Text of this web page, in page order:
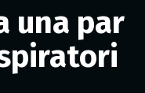
una par